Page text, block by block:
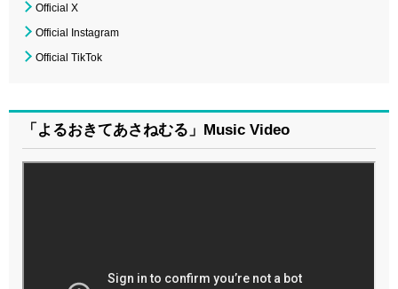
Official X
Official Instagram
Official TikTok
「よるおきてあさねむる」Music Video